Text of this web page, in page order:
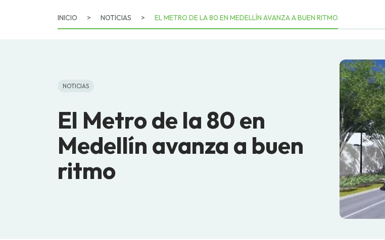
INICIO > NOTICIAS > EL METRO DE LA 80 EN MEDELLÍN AVANZA A BUEN RITMO
NOTICIAS
El Metro de la 80 en
Medellín avanza a buen
ritmo